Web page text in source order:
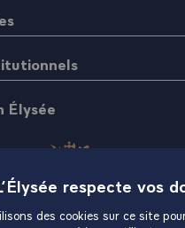
Élysée
respecte vos
des cookies sur ce site